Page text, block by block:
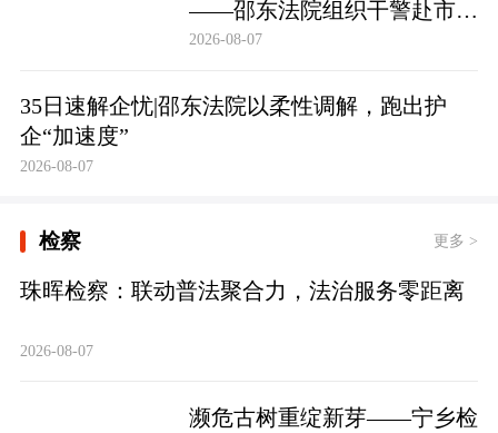
——邵东法院组织干警赴市禁
毒教育基地参观学习
2026-08-07
35日速解企忧|邵东法院以柔性调解，跑出护
企“加速度”
2026-08-07
检察 更多 >
珠晖检察：联动普法聚合力，法治服务零距离
2026-08-07
濒危古树重绽新芽——宁乡检